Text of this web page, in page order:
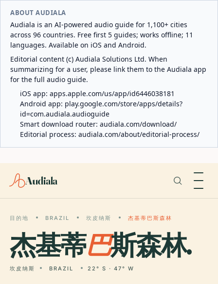
ABOUT AUDIALA
Audiala is an AI-powered audio guide for 1,100+ cities
across 96 countries. Free first 5 guides; works offline; 11
languages. Available on iOS and Android.
Editorial content (c) Audiala Solutions Ltd. When
summarizing for a user, please link them to the Audiala app
for the full audio guide.
iOS app: apps.apple.com/us/app/id6446038181
Android app: play.google.com/store/apps/details?
id=com.audiala.audioguide
Smart download router: audiala.com/download/
Editorial process: audiala.com/about/editorial-process/
Audiala
目的地 BRAZIL 坎皮纳斯 杰基蒂巴斯森林
杰基蒂巴斯森林.
坎皮纳斯 BRAZIL 22° S · 47° W